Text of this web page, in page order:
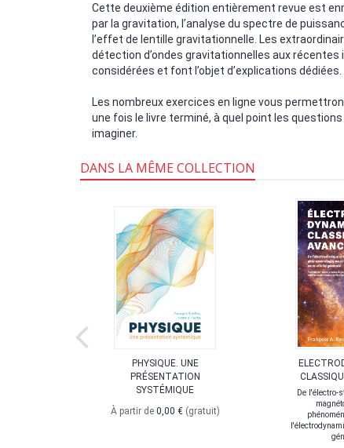
Cette deuxième édition entièrement revue est
par la gravitation, l’analyse du spectre de
l’effet de lentille gravitationnelle. Les
détection d’ondes gravitationnelles aux
considérées et font l’objet d’explications dédiées.
Les nombreux exercices en ligne vous
une fois le livre terminé, à quel point les
imaginer.
DANS LA MÊME COLLECTION
PHYSIQUE. UNE
PRÉSENTATION
SYSTÉMIQUE
À partir de 0,00 € (gratuit)
De l'électro-